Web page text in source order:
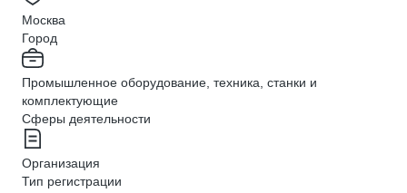
Москва
Город
Промышленное оборудование, техника, станки и
комплектующие
Сферы деятельности
Организация
Тип регистрации